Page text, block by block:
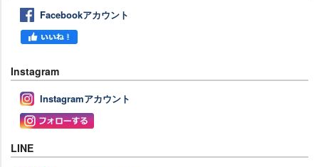
Facebookアカウント
Instagram
Instagramアカウント
LINE